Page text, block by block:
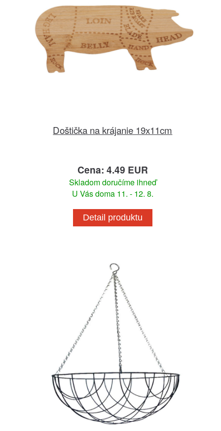
Doštička na krájanie 19x11cm
Cena: 4.49 EUR
Skladom doručíme ihneď
U Vás doma 11. - 12. 8.
Detail produktu